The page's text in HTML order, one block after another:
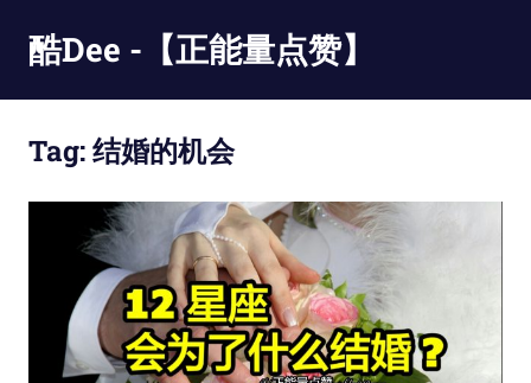
content
酷Dee -【正能量点赞】
最
Tag:结婚的机会